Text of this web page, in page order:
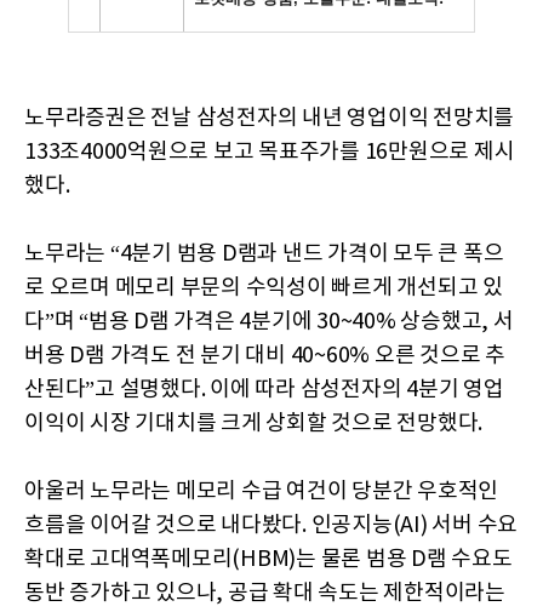
노무라증권은 전날 삼성전자의 내년 영업이익 전망치를
133조4000억원으로 보고 목표주가를 16만원으로 제시
했다.
노무라는 “4분기 범용 D램과 낸드 가격이 모두 큰 폭으
로 오르며 메모리 부문의 수익성이 빠르게 개선되고 있
다”며 “범용 D램 가격은 4분기에 30~40% 상승했고, 서
버용 D램 가격도 전 분기 대비 40~60% 오른 것으로 추
산된다”고 설명했다. 이에 따라 삼성전자의 4분기 영업
이익이 시장 기대치를 크게 상회할 것으로 전망했다.
아울러 노무라는 메모리 수급 여건이 당분간 우호적인
흐름을 이어갈 것으로 내다봤다. 인공지능(AI) 서버 수요
확대로 고대역폭메모리(HBM)는 물론 범용 D램 수요도
동반 증가하고 있으나, 공급 확대 속도는 제한적이라는